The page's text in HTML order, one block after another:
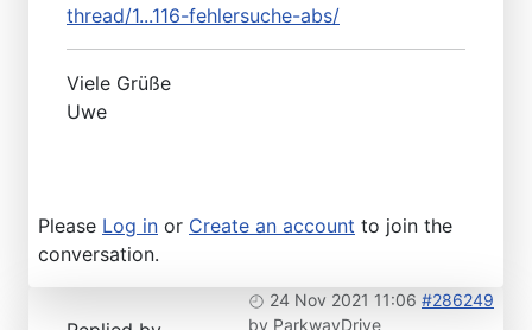
thread/1...116-fehlersuche-abs/
Viele Grüße
Uwe
Please Log in or Create an account to join the
conversation.
24 Nov 2021 11:06 #286249
by ParkwayDrive